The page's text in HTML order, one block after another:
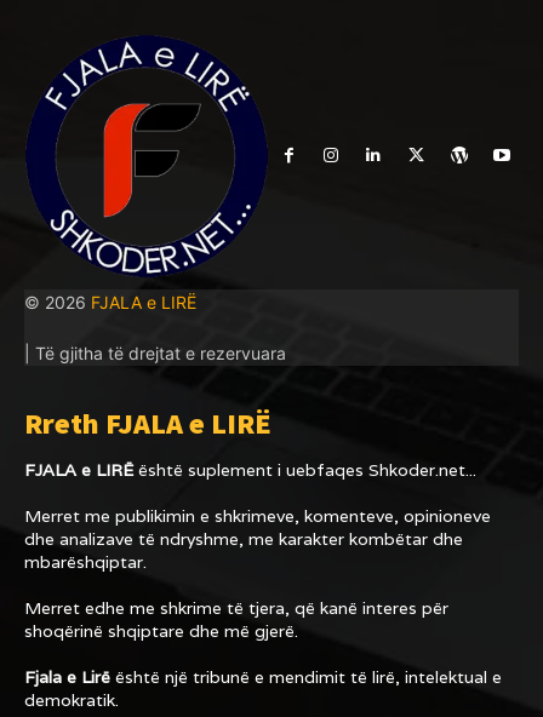
© 2026 FJALA e LIRË
| Të gjitha të drejtat e rezervuara
Rreth FJALA e LIRË
FJALA e LIRËështë suplement i uebfaqes Shkoder.net...
Merret me publikimin e shkrimeve, komenteve, opinioneve
dhe analizave të ndryshme, me karakter kombëtar dhe
mbarëshqiptar.
Merret edhe me shkrime të tjera, që kanë interes për
shoqërinë shqiptare dhe më gjerë.
Fjala e Lirë është një tribunë e mendimit të lirë, intelektual e
demokratik.